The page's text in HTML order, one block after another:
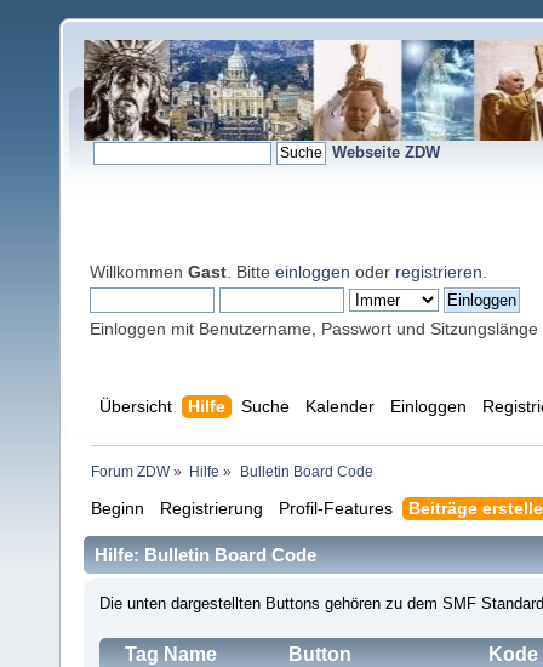
Webseite ZDW
Willkommen Gast . Bitte einloggen oder registrieren
Einloggen mit Benutzername, Passwort und Sitzungslänge
Übersicht Hilfe Suche Kalender Einloggen
Forum ZDW» Hilfe » Bulletin Board Code
Beginn Registrierung Profil-Features Beiträge
Hilfe: Bulletin Board Code
Die unten dargestellten Buttons gehören zu dem SMF
Tag Name Button Kode